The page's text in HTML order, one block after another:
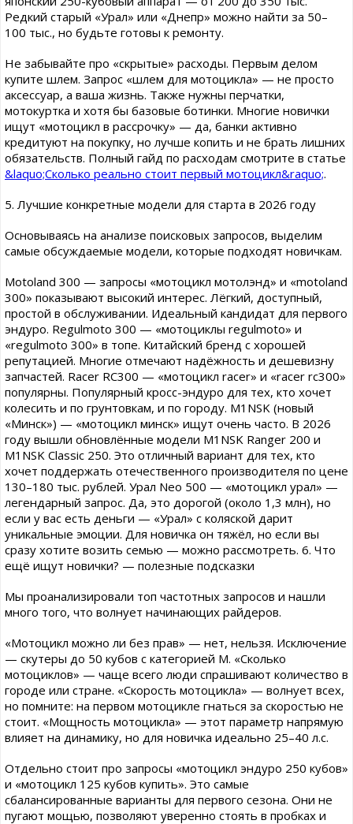
Редкий старый «Урал» или «Днепр» можно найти за 50–
100 тыс., но будьте готовы к ремонту.
Не забывайте про «скрытые» расходы. Первым делом
купите шлем. Запрос «шлем для мотоцикла» — не просто
аксессуар, а ваша жизнь. Также нужны перчатки,
мотокуртка и хотя бы базовые ботинки. Многие новички
ищут «мотоцикл в рассрочку» — да, банки активно
кредитуют на покупку, но лучше копить и не брать лишних
обязательств. Полный гайд по расходам смотрите в статье
&laquo;Сколько реально стоит первый мотоцикл&raquo;.
5. Лучшие конкретные модели для старта в 2026 году
Основываясь на анализе поисковых запросов, выделим
самые обсуждаемые модели, которые подходят новичкам.
Motoland 300 — запросы «мотоцикл мотолэнд» и «motoland
300» показывают высокий интерес. Лёгкий, доступный,
простой в обслуживании. Идеальный кандидат для первого
эндуро. Regulmoto 300 — «мотоциклы regulmoto» и
«regulmoto 300» в топе. Китайский бренд с хорошей
репутацией. Многие отмечают надёжность и дешевизну
запчастей. Racer RC300 — «мотоцикл racer» и «racer rc300»
популярны. Популярный кросс-эндуро для тех, кто хочет
колесить и по грунтовкам, и по городу. M1NSK (новый
«Минск») — «мотоцикл минск» ищут очень часто. В 2026
году вышли обновлённые модели M1NSK Ranger 200 и
M1NSK Classic 250. Это отличный вариант для тех, кто
хочет поддержать отечественного производителя по цене
130–180 тыс. рублей. Урал Neo 500 — «мотоцикл урал» —
легендарный запрос. Да, это дорогой (около 1,3 млн), но
если у вас есть деньги — «Урал» с коляской дарит
уникальные эмоции. Для новичка он тяжёл, но если вы
сразу хотите возить семью — можно рассмотреть. 6. Что
ещё ищут новички? — полезные подсказки
Мы проанализировали топ частотных запросов и нашли
много того, что волнует начинающих райдеров.
«Мотоцикл можно ли без прав» — нет, нельзя. Исключение
— скутеры до 50 кубов с категорией M. «Сколько
мотоциклов» — чаще всего люди спрашивают количество в
городе или стране. «Скорость мотоцикла» — волнует всех,
но помните: на первом мотоцикле гнаться за скоростью не
стоит. «Мощность мотоцикла» — этот параметр напрямую
влияет на динамику, но для новичка идеально 25–40 л.с.
Отдельно стоит про запросы «мотоцикл эндуро 250 кубов»
и «мотоцикл 125 кубов купить». Это самые
сбалансированные варианты для первого сезона. Они не
пугают мощью, позволяют уверенно стоять в пробках и